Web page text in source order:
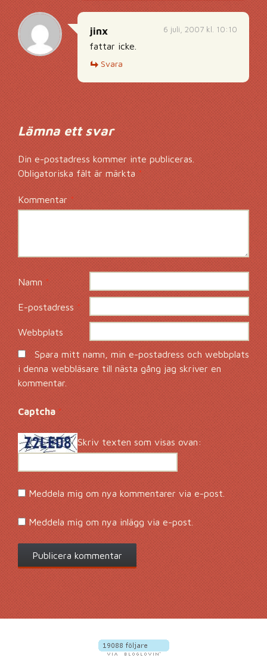
6 juli, 2007 kl. 10:10
jinx
fattar icke.
Svara
Lämna ett svar
Din e-postadress kommer inte publiceras.
Obligatoriska fält är märkta*
Kommentar *
Namn *
E-postadress *
Webbplats
Spara mitt namn, min e-postadress och webbplats
i denna webbläsare till nästa gång jag skriver en
kommentar.
Captcha*
Skriv texten som visas ovan:
Meddela mig om nya kommentarer via e-post.
Meddela mig om nya inlägg via e-post.